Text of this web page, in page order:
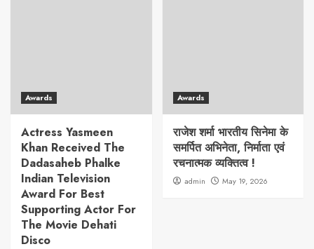
Awards
Actress Yasmeen
Khan Received The
Dadasaheb Phalke
Indian Television
Award For Best
Supporting Actor For
The Movie Dehati
Disco
Awards
राजेश शर्मा भारतीय सिनेमा के
समर्पित अभिनेता, निर्माता एवं
रचनात्मक व्यक्तित्व !
admin May 19, 2026